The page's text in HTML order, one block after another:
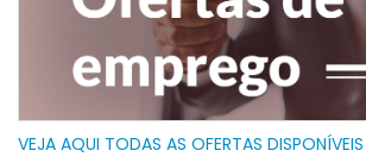
VEJA AQUI TODAS AS OFERTAS DISPONÍVEIS